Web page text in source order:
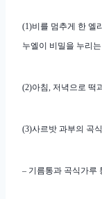
(1)비를 멈추게 한 엘
누엘이 비밀을 누리
(2)아침, 저녁으로 떡
(3)사르밧 과부의 곡
– 기름통과 곡식가루